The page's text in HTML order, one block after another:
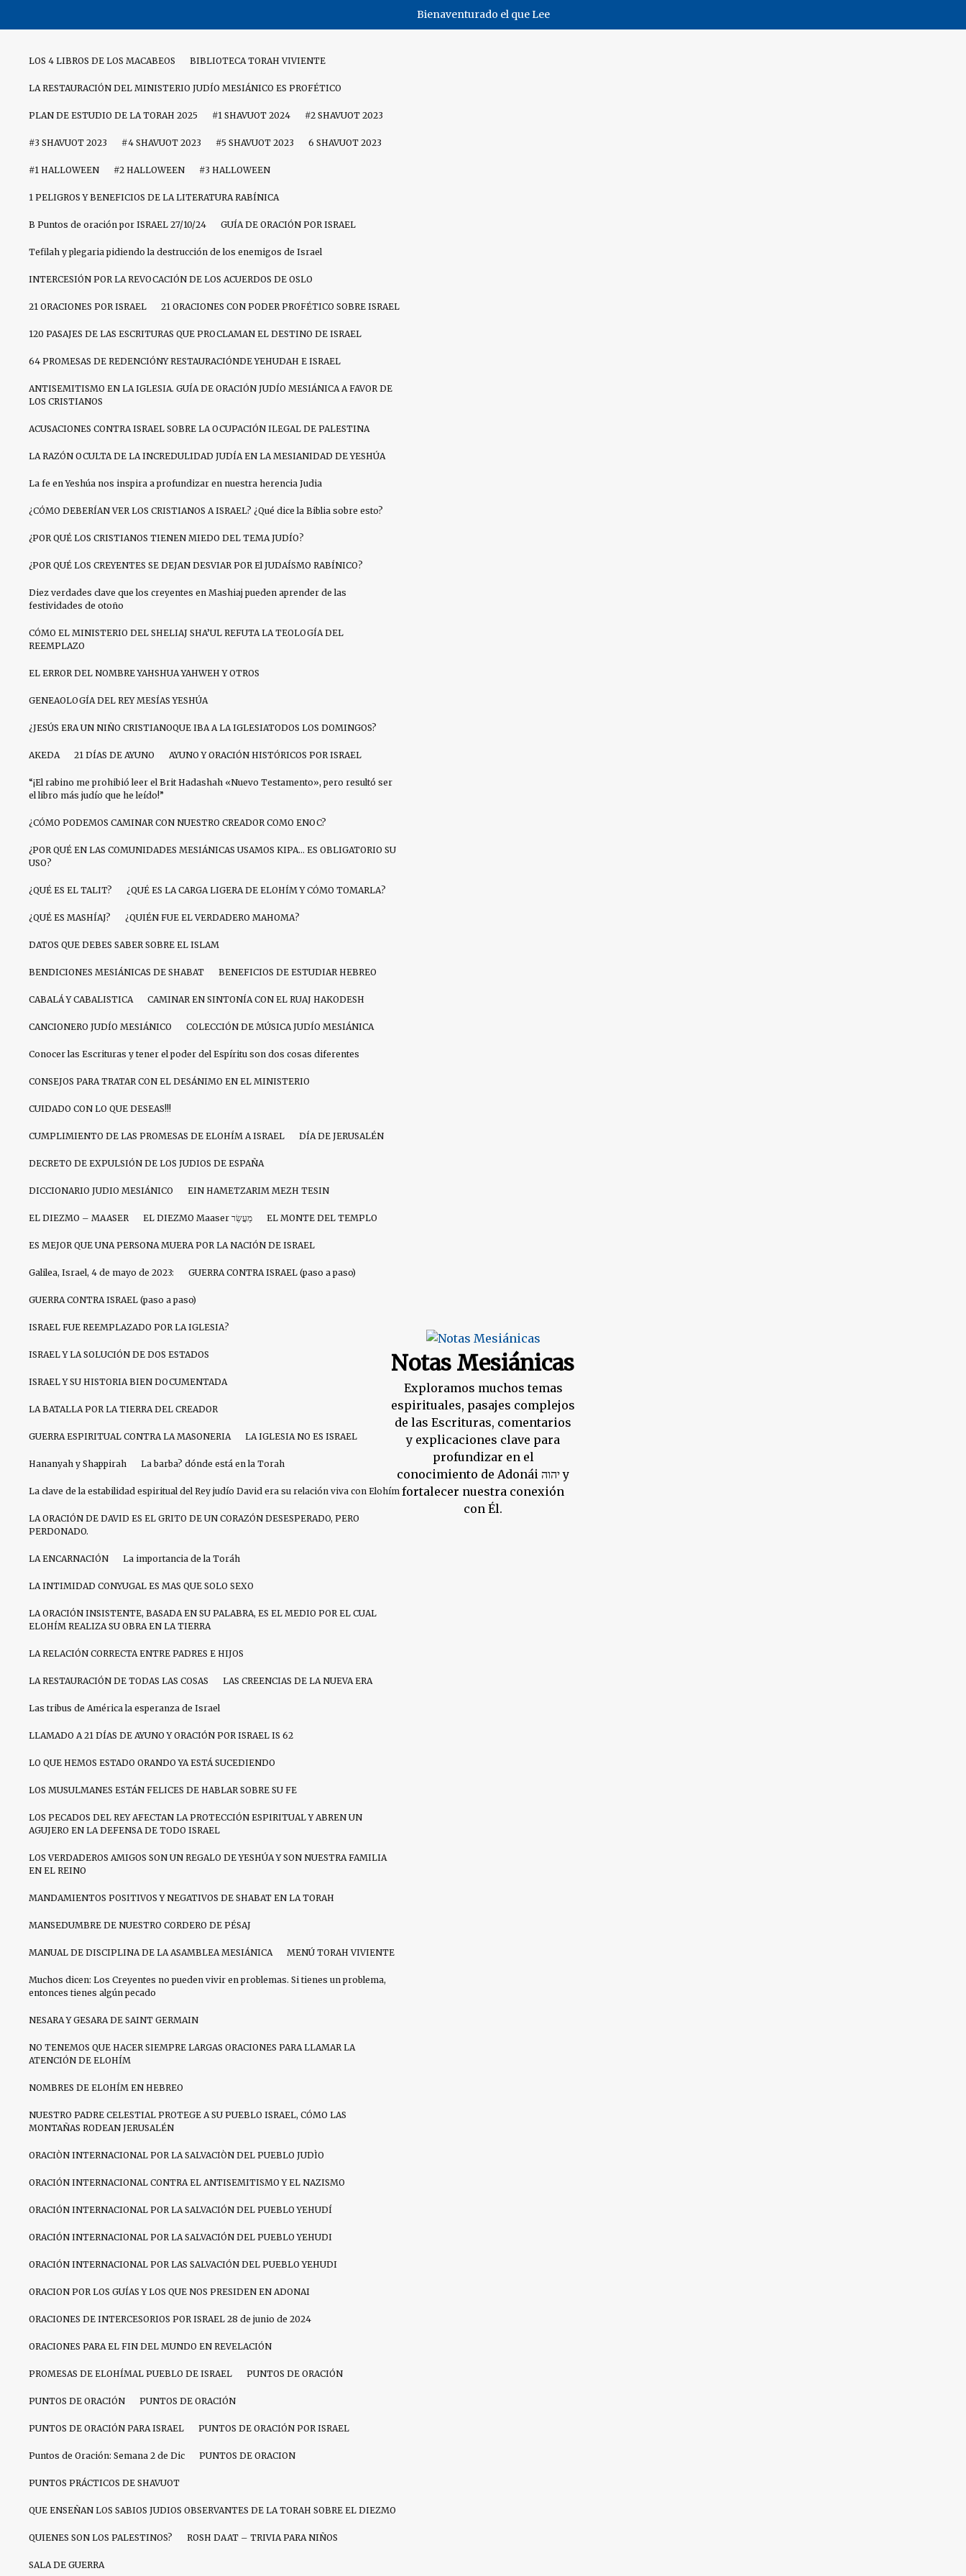
Bienaventurado el que Lee
LOS 4 LIBROS DE LOS MACABEOS BIBLIOTECA TORAH VIVIENTE
LA RESTAURACIÓN DEL MINISTERIO JUDÍO MESIÁNICO ES PROFÉTICO
PLAN DE ESTUDIO DE LA TORAH 2025 #1 SHAVUOT 2024 #2 SHAVUOT 2023
#3 SHAVUOT 2023 #4 SHAVUOT 2023 #5 SHAVUOT 2023 6 SHAVUOT 2023
#1 HALLOWEEN #2 HALLOWEEN #3 HALLOWEEN
1 PELIGROS Y BENEFICIOS DE LA LITERATURA RABÍNICA
B Puntos de oración por ISRAEL 27/10/24 GUÍA DE ORACIÓN POR ISRAEL
Tefilah y plegaria pidiendo la destrucción de los enemigos de Israel
INTERCESIÓN POR LA REVOCACIÓN DE LOS ACUERDOS DE OSLO
21 ORACIONES POR ISRAEL 21 ORACIONES CON PODER PROFÉTICO SOBRE ISRAEL
120 PASAJES DE LAS ESCRITURAS QUE PROCLAMAN EL DESTINO DE ISRAEL
64 PROMESAS DE REDENCIÓNY RESTAURACIÓNDE YEHUDAH E ISRAEL
ANTISEMITISMO EN LA IGLESIA. GUÍA DE ORACIÓN JUDÍO MESIÁNICA A FAVOR DE
LOS CRISTIANOS
ACUSACIONES CONTRA ISRAEL SOBRE LA OCUPACIÓN ILEGAL DE PALESTINA
LA RAZÓN OCULTA DE LA INCREDULIDAD JUDÍA EN LA MESIANIDAD DE YESHÚA
La fe en Yeshúa nos inspira a profundizar en nuestra herencia Judia
¿CÓMO DEBERÍAN VER LOS CRISTIANOS A ISRAEL? ¿Qué dice la Biblia sobre esto?
¿POR QUÉ LOS CRISTIANOS TIENEN MIEDO DEL TEMA JUDÍO?
¿POR QUÉ LOS CREYENTES SE DEJAN DESVIAR POR El JUDAÍSMO RABÍNICO?
Diez verdades clave que los creyentes en Mashiaj pueden aprender de las
festividades de otoño
CÓMO EL MINISTERIO DEL SHELIAJ SHA’UL REFUTA LA TEOLOGÍA DEL
REEMPLAZO
EL ERROR DEL NOMBRE YAHSHUA YAHWEH Y OTROS
GENEAOLOGÍA DEL REY MESÍAS YESHÚA
¿JESÚS ERA UN NIÑO CRISTIANOQUE IBA A LA IGLESIATODOS LOS DOMINGOS?
AKEDA 21 DÍAS DE AYUNO AYUNO Y ORACIÓN HISTÓRICOS POR ISRAEL
“¡El rabino me prohibió leer el Brit Hadashah «Nuevo Testamento», pero resultó ser
el libro más judío que he leído!”
¿CÓMO PODEMOS CAMINAR CON NUESTRO CREADOR COMO ENOC?
¿POR QUÉ EN LAS COMUNIDADES MESIÁNICAS USAMOS KIPA… ES OBLIGATORIO SU
USO?
¿QUÉ ES EL TALIT? ¿QUÉ ES LA CARGA LIGERA DE ELOHÍM Y CÓMO TOMARLA?
¿QUÉ ES MASHÍAJ? ¿QUIÉN FUE EL VERDADERO MAHOMA?
DATOS QUE DEBES SABER SOBRE EL ISLAM
BENDICIONES MESIÁNICAS DE SHABAT BENEFICIOS DE ESTUDIAR HEBREO
CABALÁ Y CABALISTICA CAMINAR EN SINTONÍA CON EL RUAJ HAKODESH
CANCIONERO JUDÍO MESIÁNICO COLECCIÓN DE MÚSICA JUDÍO MESIÁNICA
Conocer las Escrituras y tener el poder del Espíritu son dos cosas diferentes
CONSEJOS PARA TRATAR CON EL DESÁNIMO EN EL MINISTERIO
CUIDADO CON LO QUE DESEAS!!!
CUMPLIMIENTO DE LAS PROMESAS DE ELOHÍM A ISRAEL DÍA DE JERUSALÉN
DECRETO DE EXPULSIÓN DE LOS JUDIOS DE ESPAÑA
DICCIONARIO JUDIO MESIÁNICO EIN HAMETZARIM MEZH TESIN
EL DIEZMO – MAASER EL DIEZMO Maaser מַעֲשֵׂר EL MONTE DEL TEMPLO
ES MEJOR QUE UNA PERSONA MUERA POR LA NACIÓN DE ISRAEL
Galilea, Israel, 4 de mayo de 2023: GUERRA CONTRA ISRAEL (paso a paso)
GUERRA CONTRA ISRAEL (paso a paso)
ISRAEL FUE REEMPLAZADO POR LA IGLESIA?
ISRAEL Y LA SOLUCIÓN DE DOS ESTADOS
ISRAEL Y SU HISTORIA BIEN DOCUMENTADA
LA BATALLA POR LA TIERRA DEL CREADOR
GUERRA ESPIRITUAL CONTRA LA MASONERIA LA IGLESIA NO ES ISRAEL
Hananyah y Shappirah La barba? dónde está en la Torah
La clave de la estabilidad espiritual del Rey judío David era su relación viva con Elohím
LA ORACIÓN DE DAVID ES EL GRITO DE UN CORAZÓN DESESPERADO, PERO
PERDONADO.
LA ENCARNACIÓN La importancia de la Toráh
LA INTIMIDAD CONYUGAL ES MAS QUE SOLO SEXO
LA ORACIÓN INSISTENTE, BASADA EN SU PALABRA, ES EL MEDIO POR EL CUAL
ELOHÍM REALIZA SU OBRA EN LA TIERRA
LA RELACIÓN CORRECTA ENTRE PADRES E HIJOS
LA RESTAURACIÓN DE TODAS LAS COSAS LAS CREENCIAS DE LA NUEVA ERA
Las tribus de América la esperanza de Israel
LLAMADO A 21 DÍAS DE AYUNO Y ORACIÓN POR ISRAEL IS 62
LO QUE HEMOS ESTADO ORANDO YA ESTÁ SUCEDIENDO
LOS MUSULMANES ESTÁN FELICES DE HABLAR SOBRE SU FE
LOS PECADOS DEL REY AFECTAN LA PROTECCIÓN ESPIRITUAL Y ABREN UN
AGUJERO EN LA DEFENSA DE TODO ISRAEL
LOS VERDADEROS AMIGOS SON UN REGALO DE YESHÚA Y SON NUESTRA FAMILIA
EN EL REINO
MANDAMIENTOS POSITIVOS Y NEGATIVOS DE SHABAT EN LA TORAH
MANSEDUMBRE DE NUESTRO CORDERO DE PÉSAJ
MANUAL DE DISCIPLINA DE LA ASAMBLEA MESIÁNICA MENÚ TORAH VIVIENTE
Muchos dicen: Los Creyentes no pueden vivir en problemas. Si tienes un problema,
entonces tienes algún pecado
NESARA Y GESARA DE SAINT GERMAIN
NO TENEMOS QUE HACER SIEMPRE LARGAS ORACIONES PARA LLAMAR LA
ATENCIÓN DE ELOHÍM
NOMBRES DE ELOHÍM EN HEBREO
NUESTRO PADRE CELESTIAL PROTEGE A SU PUEBLO ISRAEL, CÓMO LAS
MONTAÑAS RODEAN JERUSALÉN
ORACIÒN INTERNACIONAL POR LA SALVACIÒN DEL PUEBLO JUDÌO
ORACIÓN INTERNACIONAL CONTRA EL ANTISEMITISMO Y EL NAZISMO
ORACIÓN INTERNACIONAL POR LA SALVACIÓN DEL PUEBLO YEHUDÍ
ORACIÓN INTERNACIONAL POR LA SALVACIÓN DEL PUEBLO YEHUDI
ORACIÓN INTERNACIONAL POR LAS SALVACIÓN DEL PUEBLO YEHUDI
ORACION POR LOS GUÍAS Y LOS QUE NOS PRESIDEN EN ADONAI
ORACIONES DE INTERCESORIOS POR ISRAEL 28 de junio de 2024
ORACIONES PARA EL FIN DEL MUNDO EN REVELACIÓN
PROMESAS DE ELOHÍMAL PUEBLO DE ISRAEL PUNTOS DE ORACIÓN
PUNTOS DE ORACIÓN PUNTOS DE ORACIÓN
PUNTOS DE ORACIÓN PARA ISRAEL PUNTOS DE ORACIÓN POR ISRAEL
Puntos de Oración: Semana 2 de Dic PUNTOS DE ORACION
PUNTOS PRÁCTICOS DE SHAVUOT
QUE ENSEÑAN LOS SABIOS JUDIOS OBSERVANTES DE LA TORAH SOBRE EL DIEZMO
QUIENES SON LOS PALESTINOS? ROSH DAAT – TRIVIA PARA NIÑOS
SALA DE GUERRA
Notas Mesiánicas
Exploramos muchos temas
espirituales, pasajes complejos
de las Escrituras, comentarios
y explicaciones clave para
profundizar en el
conocimiento de Adonái יהוה y
fortalecer nuestra conexión
con Él.